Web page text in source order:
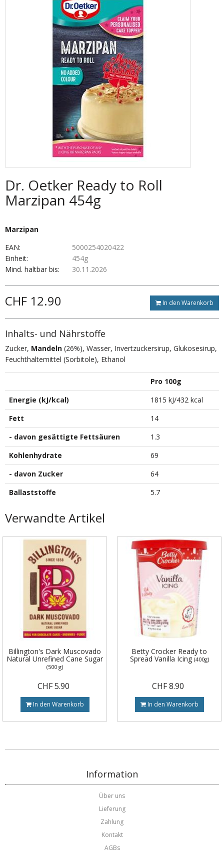
Dr. Oetker Ready to Roll
Marzipan 454g
Marzipan
EAN:
5000254020422
Einheit:
454g
Mind. haltbar bis:
30.11.2026
CHF 12.90 In den Warenkorb
Inhalts- und Nährstoffe
Zucker, Mandeln (26%), Wasser, Invertzuckersirup, Glukosesirup,
Feuchthaltemittel (Sorbitole), Ethanol
Pro 100g
Energie (kJ/kcal)
1815 kJ/432 kcal
Fett
14
- davon gesättigte Fettsäuren
1.3
Kohlenhydrate
69
- davon Zucker
64
Ballaststoffe
5.7
Verwandte Artikel
Billington's Dark Muscovado
Natural Unrefined Cane Sugar
(500 g)
CHF 5.90
In den Warenkorb
Betty Crocker Ready to
Spread Vanilla Icing (400g)
CHF 8.90
In den Warenkorb
Information
Über uns
Lieferung
Zahlung
Kontakt
AGBs